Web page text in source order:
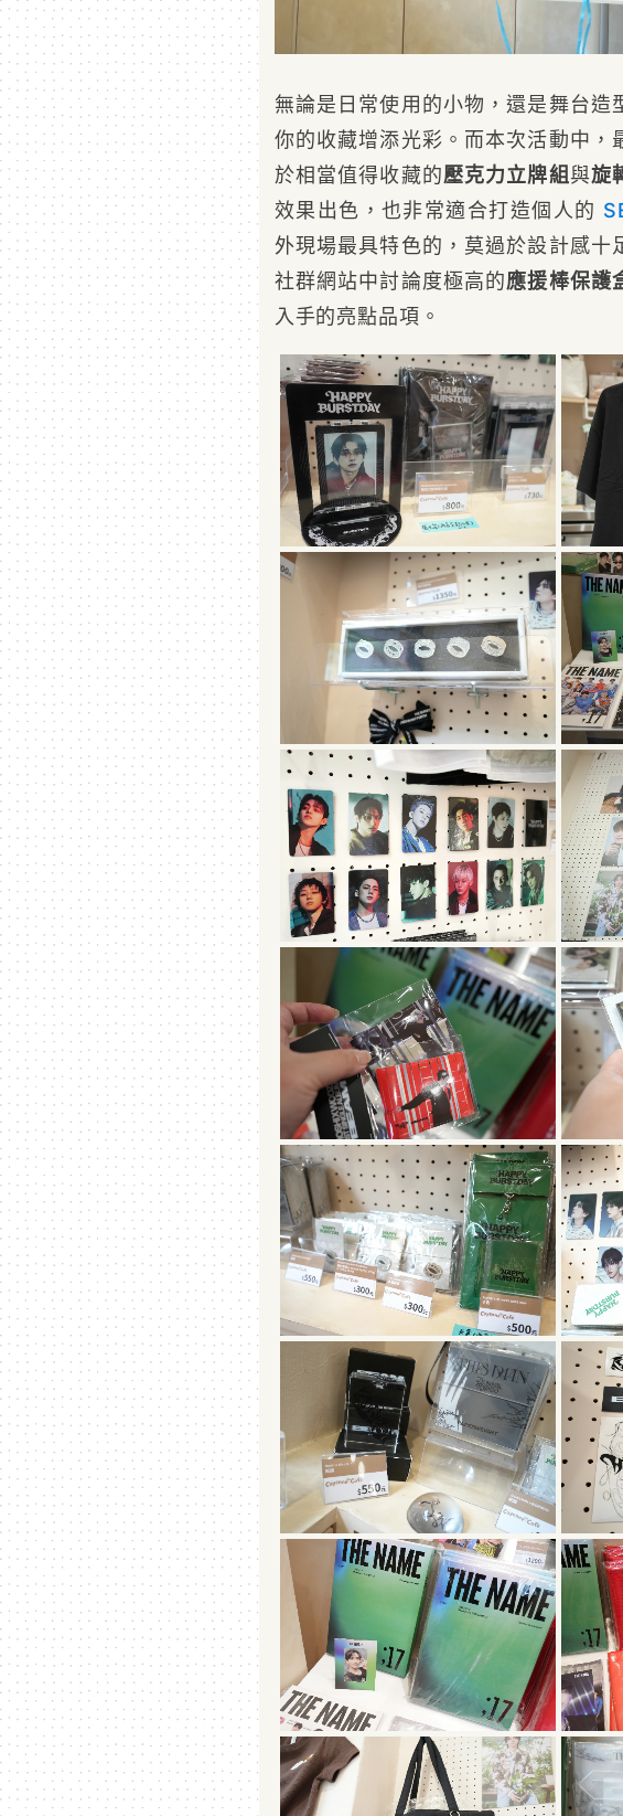
無論是日常使用的小物，還是舞台造
你的收藏增添光彩。而本次活動中，
於相當值得收藏的壓克力立牌組與旋
效果出色，也非常適合打造個人的
外現場最具特色的，莫過於設計感十
社群網站中討論度極高的應援棒保護
入手的亮點品項。